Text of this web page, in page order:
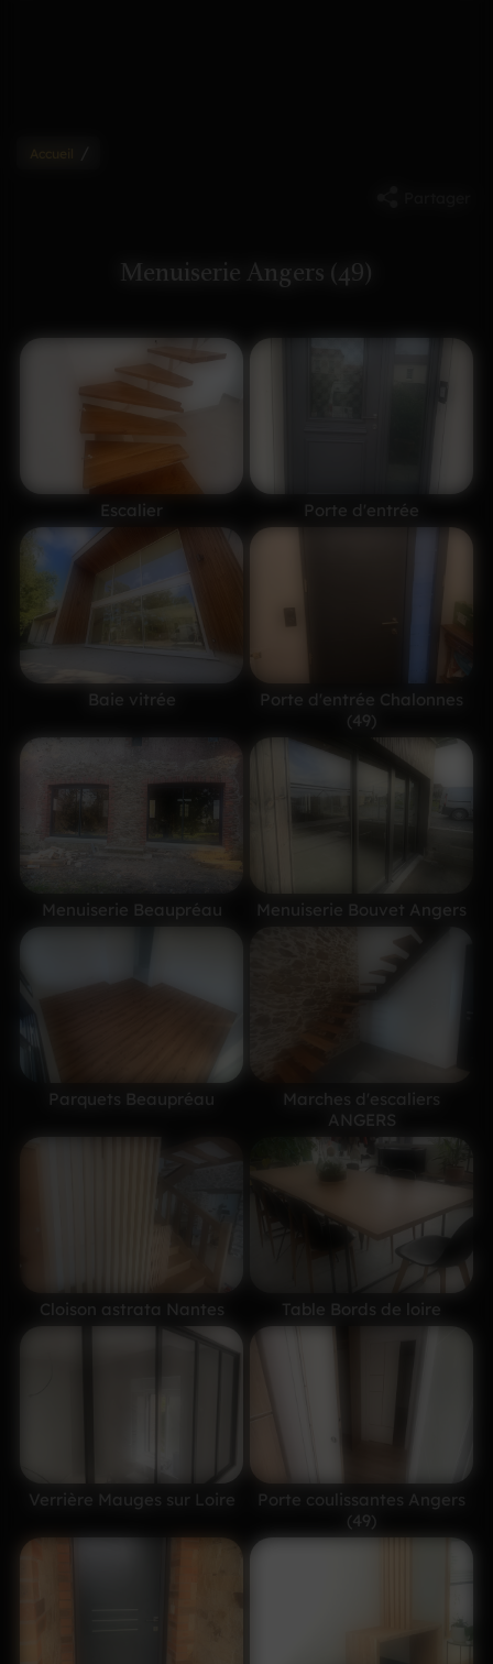
Menuiserie Angers (49)
Escalier Porte d'entrée
Baie vitrée
Porte d'entrée Chalonnes
(49)
Menuiserie Beaupréau Menuiserie Bouvet Angers
Parquets Beaupréau
Marches d'escaliers
ANGERS
Cloison astrata Nantes Table Bords de loire
Verrière Mauges sur Loire
Porte coulissantes Angers